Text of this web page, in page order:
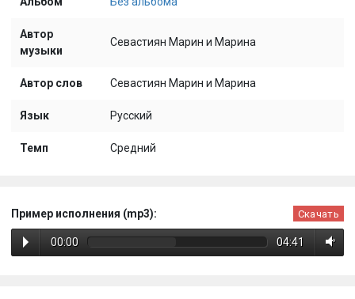
Автор
музыки
Севастиян Марин и Марина
Автор слов Севастиян Марин и Марина
Язык Русский
Темп Средний
Пример исполнения (mp3): Скачать
00:00 04:41